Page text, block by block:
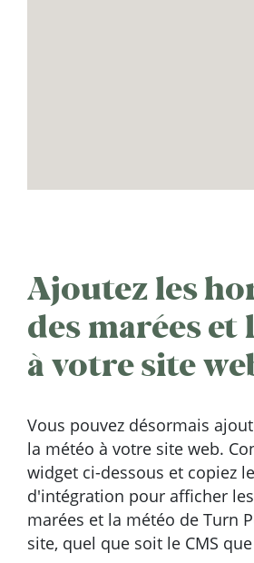
Ajoutez les
des marées et
à votre site
Vous pouvez désormais
la météo à votre site web.
widget ci-dessous et copiez
d'intégration pour afficher
marées et la météo de Turn
site, quel que soit le CMS